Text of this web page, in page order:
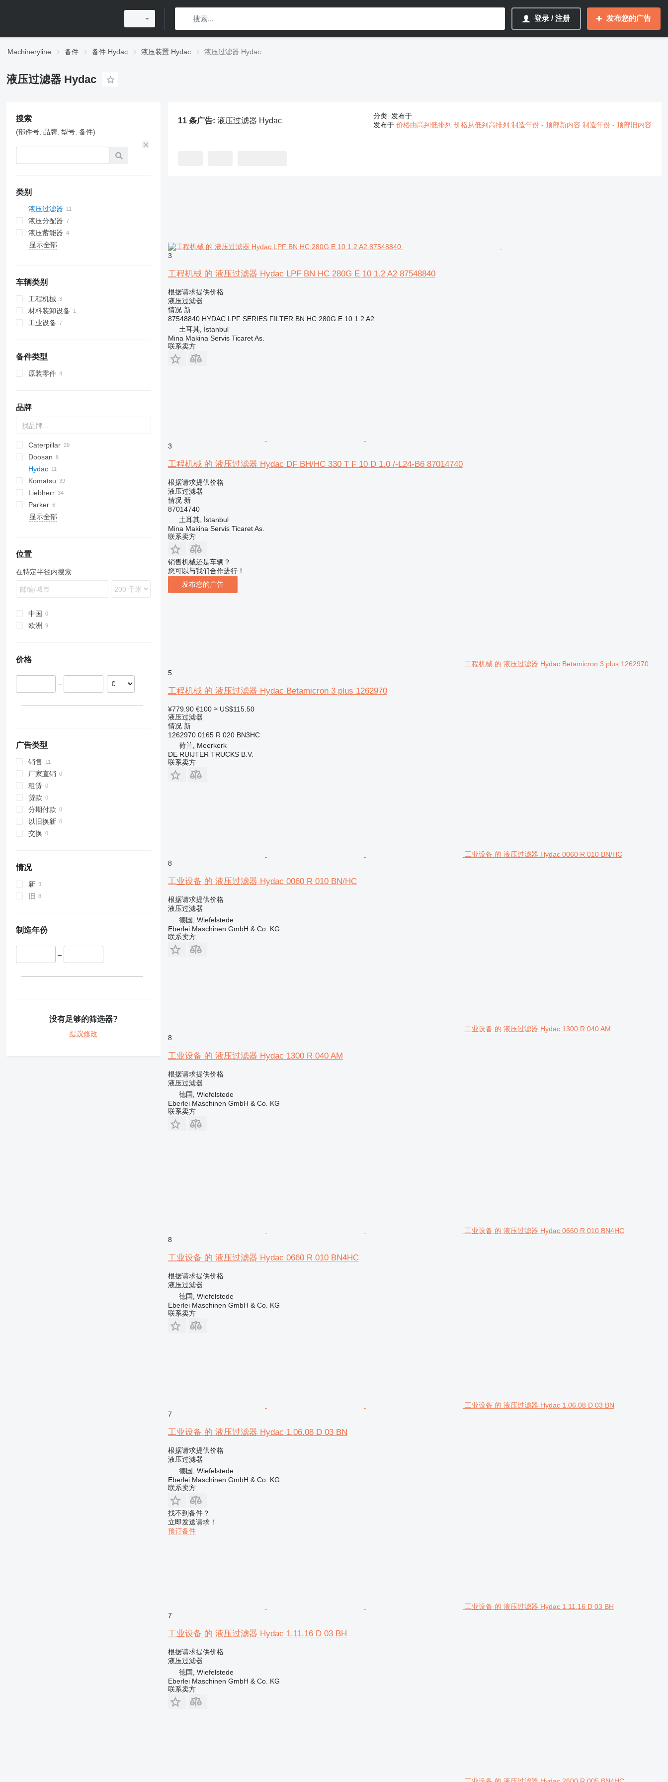
登录 / 注册 发布您的广告
Machineryline 备件 备件 Hydac 液压装置 Hydac 液压过滤器 Hydac
液压过滤器 Hydac
搜索
(部件号, 品牌, 型号, 备件)
类别
液压过滤器
液压分配器
液压蓄能器
显示全部
车辆类别
工程机械
材料装卸设备
叉车
工业设备
备件类型
原装零件
品牌
AZ
1704
BW
BB
Caterpillar
416
428
432
444
777
907
Doosan
SD
EX
ZW
Hydac
T-series
HL-series
JS
310 G
Komatsu
D series
PC
PW
Liebherr
A-series
E-series
MT
W-series
L-series
RH
Parker
818
EC
ZL
显示全部
位置
在特定半径内搜索
中国
欧洲
价格
–
广告类型
销售
厂家直销
租赁
贷款
分期付款
以旧换新
交换
情况
新
旧
制造年份
–
没有足够的筛选器?
提议修改
11 条广告: 液压过滤器 Hydac
分类: 发布于
发布于 价格由高到低排列 价格从低到高排列 制造年份 - 顶部新内容 制造年份 - 顶部旧内容
3
工程机械 的 液压过滤器 Hydac LPF BN HC 280G E 10 1.2 A2 87548840
根据请求提供价格
液压过滤器
情况新
87548840 HYDAC LPF SERIES FILTER BN HC 280G E 10 1.2 A2
土耳其, İstanbul
Mina Makina Servis Ticaret As.
联系卖方
3
工程机械 的 液压过滤器 Hydac DF BH/HC 330 T F 10 D 1.0 /-L24-B6 87014740
根据请求提供价格
液压过滤器
情况新
87014740
土耳其, İstanbul
Mina Makina Servis Ticaret As.
联系卖方
销售机械还是车辆？
您可以与我们合作进行！
发布您的广告
工程机械 的 液压过滤器 Hydac Betamicron 3 plus 1262970
5
工程机械 的 液压过滤器 Hydac Betamicron 3 plus 1262970
¥779.90 €100 ≈ US$115.50
液压过滤器
情况新
1262970 0165 R 020 BN3HC
荷兰, Meerkerk
DE RUIJTER TRUCKS B.V.
联系卖方
工业设备 的 液压过滤器 Hydac 0060 R 010 BN/HC
8
工业设备 的 液压过滤器 Hydac 0060 R 010 BN/HC
根据请求提供价格
液压过滤器
德国, Wiefelstede
Eberlei Maschinen GmbH & Co. KG
联系卖方
工业设备 的 液压过滤器 Hydac 1300 R 040 AM
8
工业设备 的 液压过滤器 Hydac 1300 R 040 AM
根据请求提供价格
液压过滤器
德国, Wiefelstede
Eberlei Maschinen GmbH & Co. KG
联系卖方
工业设备 的 液压过滤器 Hydac 0660 R 010 BN4HC
8
工业设备 的 液压过滤器 Hydac 0660 R 010 BN4HC
根据请求提供价格
液压过滤器
德国, Wiefelstede
Eberlei Maschinen GmbH & Co. KG
联系卖方
工业设备 的 液压过滤器 Hydac 1.06.08 D 03 BN
7
工业设备 的 液压过滤器 Hydac 1.06.08 D 03 BN
根据请求提供价格
液压过滤器
德国, Wiefelstede
Eberlei Maschinen GmbH & Co. KG
联系卖方
找不到备件？
立即发送请求！
预订备件
工业设备 的 液压过滤器 Hydac 1.11.16 D 03 BH
7
工业设备 的 液压过滤器 Hydac 1.11.16 D 03 BH
根据请求提供价格
液压过滤器
德国, Wiefelstede
Eberlei Maschinen GmbH & Co. KG
联系卖方